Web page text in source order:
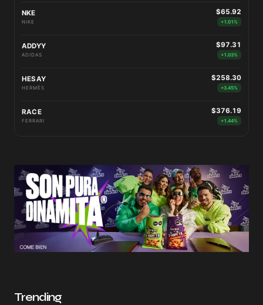
NKE
NIKE
$65.92
+1.01%
ADDYY
ADIDAS
$97.31
+1.03%
HESAY
HERMÈS
$258.30
+3.45%
RACE
FERRARI
$376.19
+1.44%
Trending